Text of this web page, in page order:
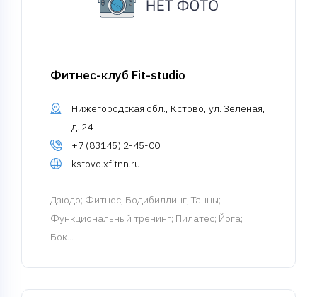
Фитнес-клуб Fit-studio
Нижегородская обл., Кстово, ул. Зелёная,
д. 24
+7 (83145) 2-45-00
kstovo.xfitnn.ru
Дзюдо; Фитнес; Бодибилдинг; Танцы;
Функциональный тренинг; Пилатес; Йога;
Бок...